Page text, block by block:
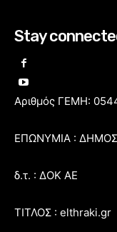
Stay
Αριθμός ΓΕΜΗ:
ΕΠΩΝΥΜΙΑ :
δ.τ. : ΔΟΚ ΑΕ
ΤΙΤΛΟΣ : elthraki.gr